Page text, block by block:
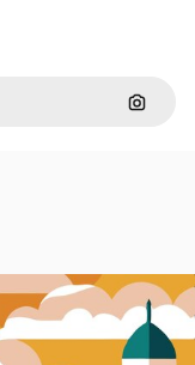
通過圖